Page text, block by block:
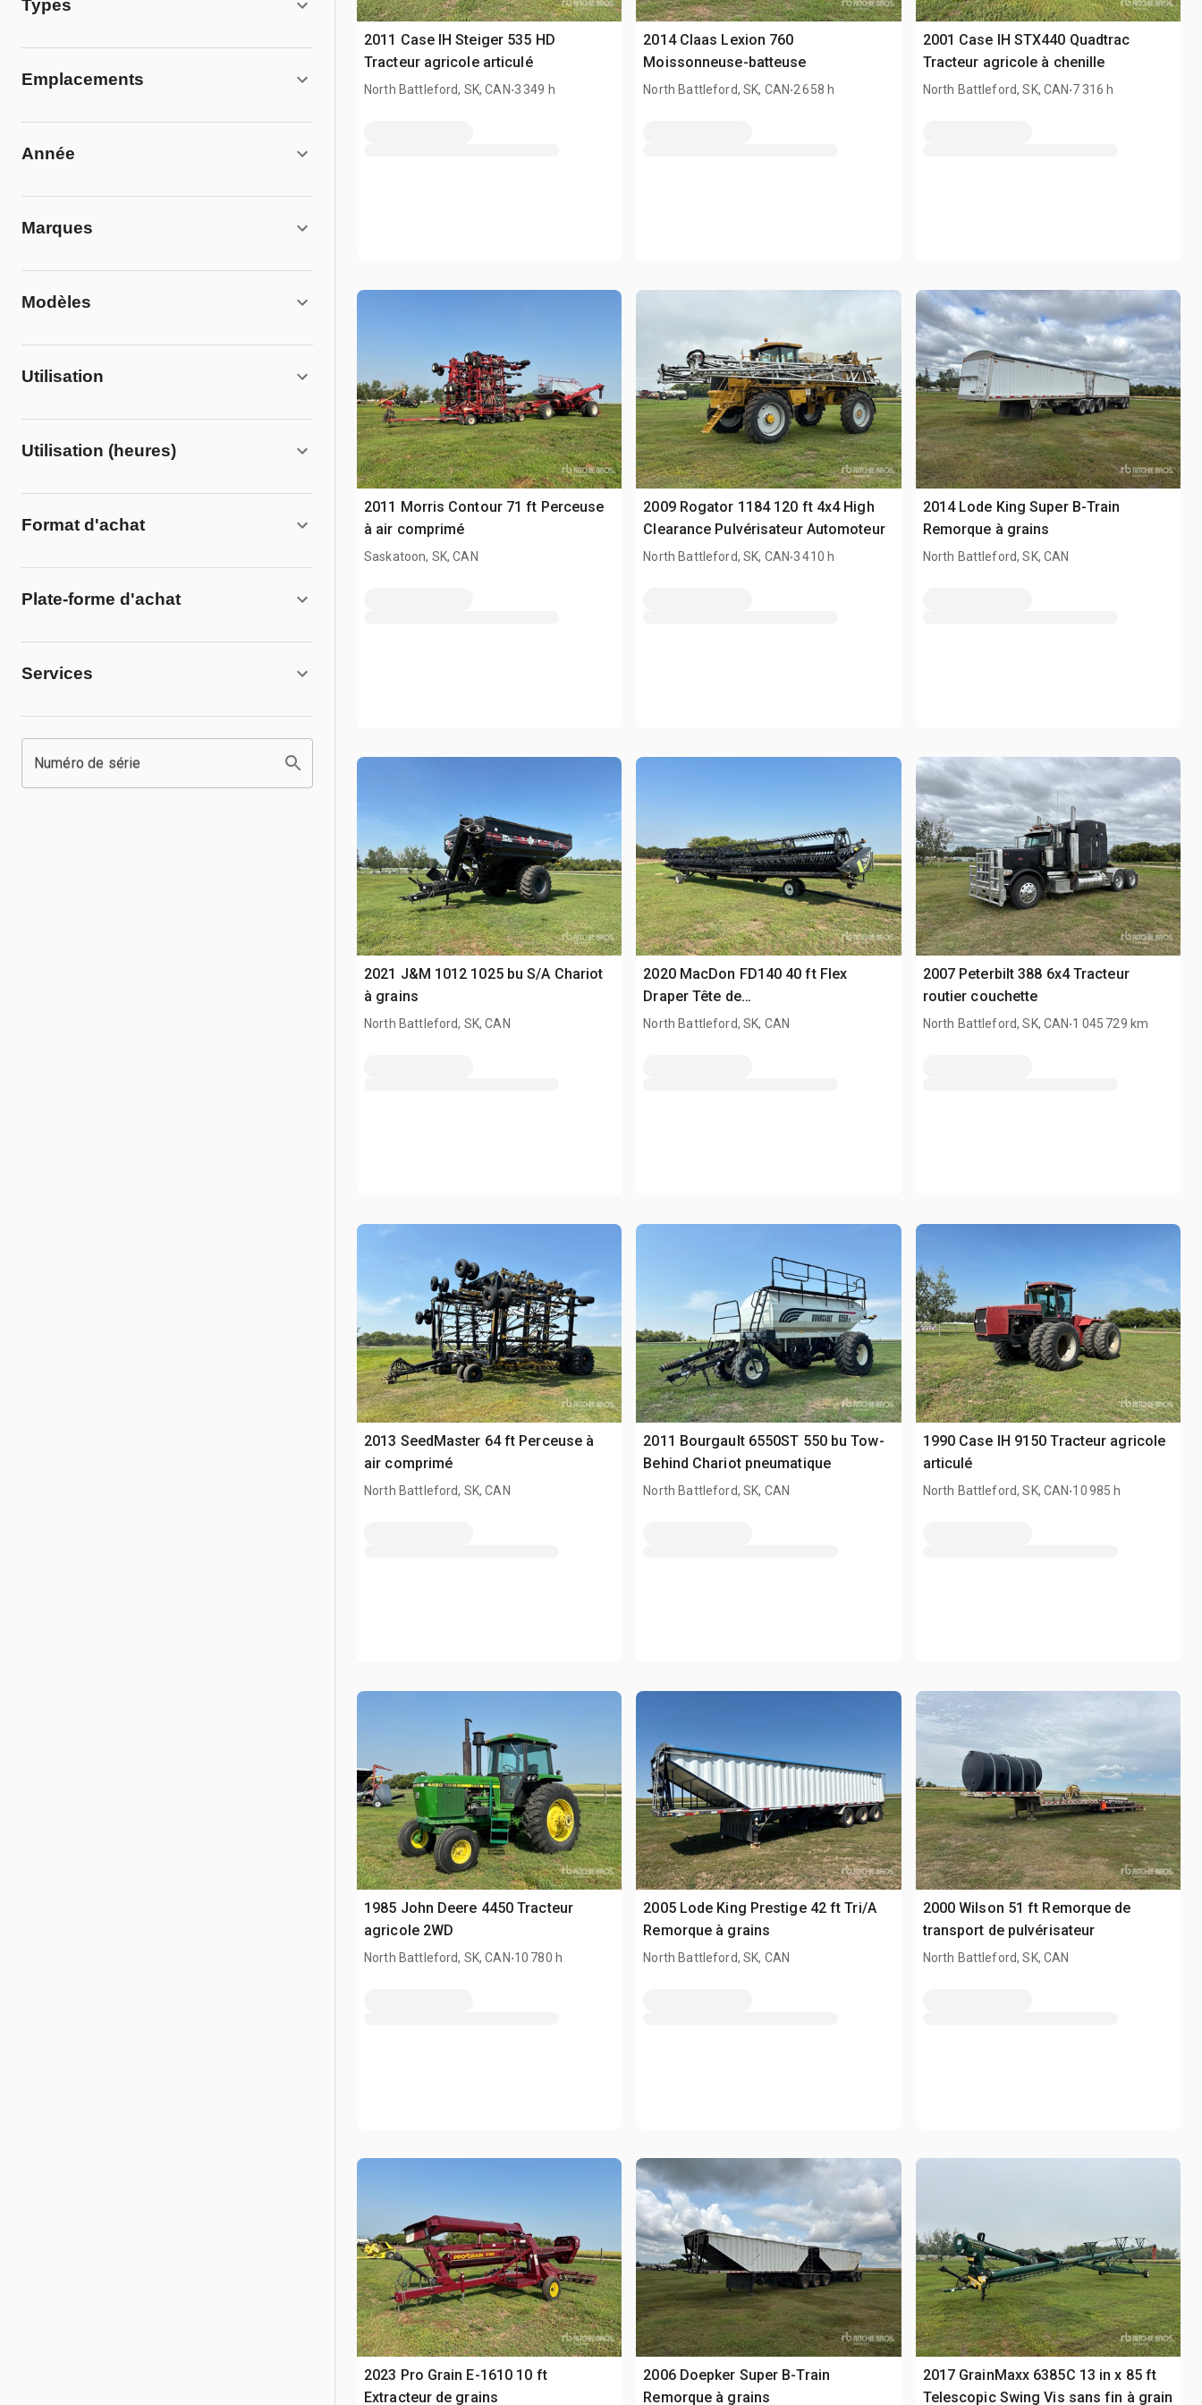
Types
Emplacements
Année
Marques
Modèles
Utilisation
Utilisation (heures)
Format d'achat
Plate-forme d'achat
Services
Numéro de série
2011 Case IH Steiger 535 HD
Tracteur agricole articulé
North Battleford, SK, CAN.3 349 h
2014 Claas Lexion 760
Moissonneuse-batteuse
North Battleford, SK, CAN.2 658 h
2001 Case IH STX440 Quadtrac
Tracteur agricole à chenille
North Battleford, SK, CAN.7 316 h
2011 Morris Contour 71 ft Perceuse
à air comprimé
Saskatoon, SK, CAN
2009 Rogator 1184 120 ft 4x4 High
Clearance Pulvérisateur Automoteur
North Battleford, SK, CAN.3 410 h
2014 Lode King Super B-Train
Remorque à grains
North Battleford, SK, CAN
2021 J&M 1012 1025 bu S/A Chariot
à grains
North Battleford, SK, CAN
2020 MacDon FD140 40 ft Flex
Draper Tête de
moissonneuse/batteuse
North Battleford, SK, CAN
2007 Peterbilt 388 6x4 Tracteur
routier couchette
North Battleford, SK, CAN.1 045 729 km
2013 SeedMaster 64 ft Perceuse à
air comprimé
North Battleford, SK, CAN
2011 Bourgault 6550ST 550 bu Tow-
Behind Chariot pneumatique
North Battleford, SK, CAN
1990 Case IH 9150 Tracteur agricole
articulé
North Battleford, SK, CAN.10 985 h
1985 John Deere 4450 Tracteur
agricole 2WD
North Battleford, SK, CAN.10 780 h
2005 Lode King Prestige 42 ft Tri/A
Remorque à grains
North Battleford, SK, CAN
2000 Wilson 51 ft Remorque de
transport de pulvérisateur
North Battleford, SK, CAN
2023 Pro Grain E-1610 10 ft
Extracteur de grains
2006 Doepker Super B-Train
Remorque à grains
2017 GrainMaxx 6385C 13 in x 85 ft
Telescopic Swing Vis sans fin à grain